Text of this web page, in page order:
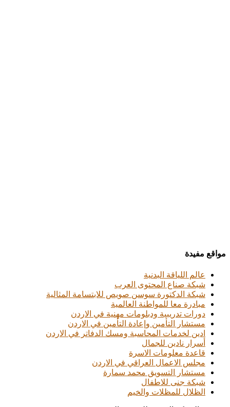
مواقع مفيدة
عالم اللياقة البدنية
شبكة صناع المحتوى العرب
شبكة الدكتورة سوسن صويص للابتسامة المثالية
مبادرة معا للمواطنة العالمية
دورات تدريبية ودبلومات مهنية في الاردن
مستشار التأمين وإعادة التأمين في الاردن
ادين لخدمات المحاسبة ومسك الدفاتر في الاردن
أسرار نادين للجمال
قاعدة معلومات الاسرة
مجلس الاعمال العراقي في الاردن
مستشار التسويق محمد سمارة
شبكة جنى للاطفال
الظلال للمظلات والخيم